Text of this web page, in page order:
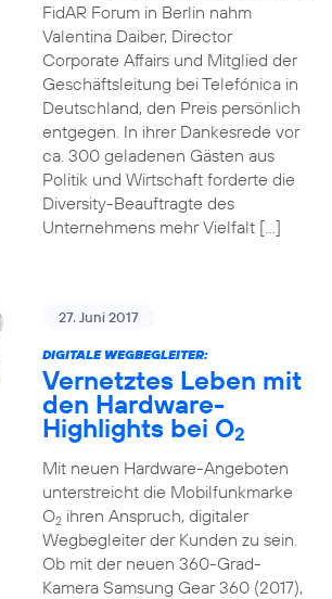
FidAR Forum in Berlin nahm
Valentina Daiber, Director
Corporate Affairs und Mitglied der
Geschäftsleitung bei Telefónica in
Deutschland, den Preis persönlich
entgegen. In ihrer Dankesrede vor
ca. 300 geladenen Gästen aus
Politik und Wirtschaft forderte die
Diversity-Beauftragte des
Unternehmens mehr Vielfalt […]
27. Juni 2017
DIGITALE WEGBEGLEITER:
Vernetztes Leben mit
den Hardware-
Highlights bei O2
Mit neuen Hardware-Angeboten
unterstreicht die Mobilfunkmarke
O2ihren Anspruch, digitaler
Wegbegleiter der Kunden zu sein.
Ob mit der neuen 360-Grad-
Kamera Samsung Gear 360 (2017),